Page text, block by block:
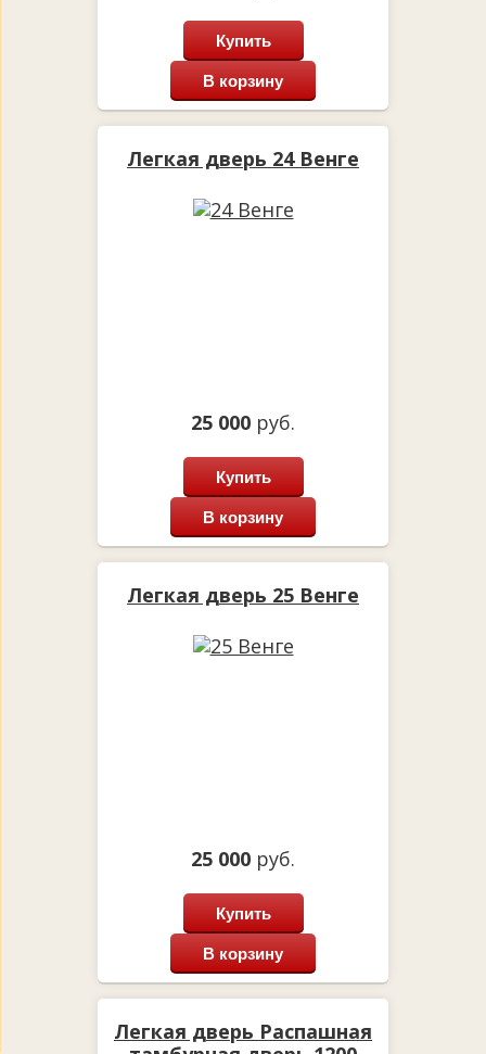
Купить
В корзину
Легкая дверь 24 Венге
25 000 руб.
Купить
В корзину
Легкая дверь 25 Венге
25 000 руб.
Купить
В корзину
Легкая дверь Распашная